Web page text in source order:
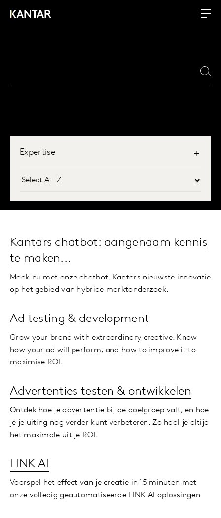
Expertise
Kantars chatbot: aangenaam kennis
te maken...
Maak nu met onze chatbot, Kantars nieuwste innovatie
op het gebied van hybride marktonderzoek.
Ad testing & development
Grow your brand with extraordinary creative. Know
how your ad will perform, and how to improve it to
maximise ROI.
Advertenties testen & ontwikkelen
Ontdek hoe je advertentie bij de doelgroep valt, en hoe
je je uiting nog verder kunt verbeteren. Zo haal je altijd
het maximale uit je ROI.
LINK AI
Voorspel het effect van je creatie in 15 minuten met
onze volledig geautomatiseerde LINK AI oplossingen